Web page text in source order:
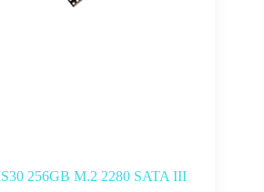
256GB M.2 2280 SATA III